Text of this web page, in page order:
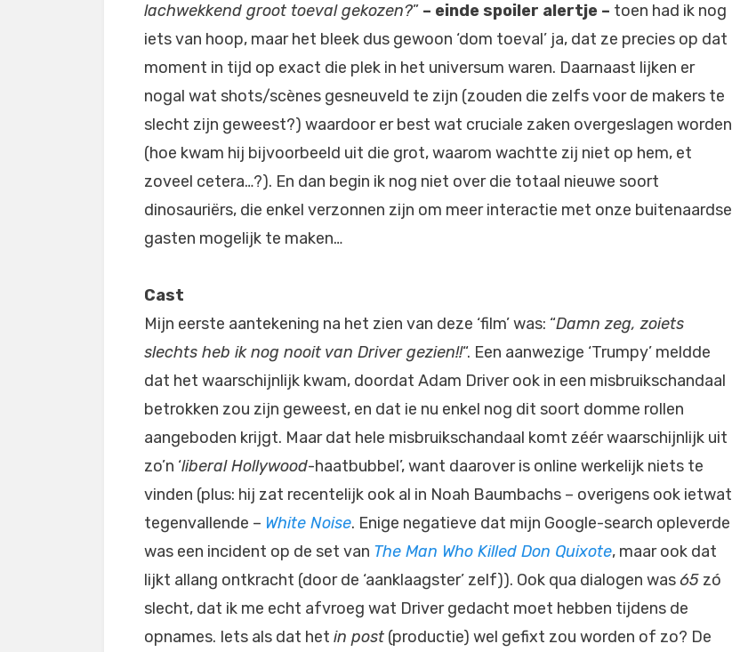
lachwekkend groot toeval gekozen?” – einde spoiler alertje – toen had ik nog
iets van hoop, maar het bleek dus gewoon ‘dom toeval’ ja, dat ze precies op dat
moment in tijd op exact die plek in het universum waren. Daarnaast lijken er
nogal wat shots/scènes gesneuveld te zijn (zouden die zelfs voor de makers te
slecht zijn geweest?) waardoor er best wat cruciale zaken overgeslagen worden
(hoe kwam hij bijvoorbeeld uit die grot, waarom wachtte zij niet op hem, et
zoveel cetera…?). En dan begin ik nog niet over die totaal nieuwe soort
dinosauriërs, die enkel verzonnen zijn om meer interactie met onze buitenaardse
gasten mogelijk te maken…
Cast
Mijn eerste aantekening na het zien van deze ‘film’ was: “Damn zeg, zoiets
slechts heb ik nog nooit van Driver gezien!!“. Een aanwezige ‘Trumpy’ meldde
dat het waarschijnlijk kwam, doordat Adam Driver ook in een misbruikschandaal
betrokken zou zijn geweest, en dat ie nu enkel nog dit soort domme rollen
aangeboden krijgt. Maar dat hele misbruikschandaal komt zéér waarschijnlijk uit
zo’n ‘liberal Hollywood-haatbubbel’, want daarover is online werkelijk niets te
vinden (plus: hij zat recentelijk ook al in Noah Baumbachs – overigens ook ietwat
tegenvallende – White Noise. Enige negatieve dat mijn Google-search opleverde
was een incident op de set van The Man Who Killed Don Quixote, maar ook dat
lijkt allang ontkracht (door de ‘aanklaagster’ zelf)). Ook qua dialogen was65 zó
slecht, dat ik me echt afvroeg wat Driver gedacht moet hebben tijdens de
opnames. Iets als dat het in post (productie) wel gefixt zou worden of zo? De